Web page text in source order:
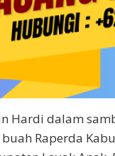
Hardi dalam
Raperda